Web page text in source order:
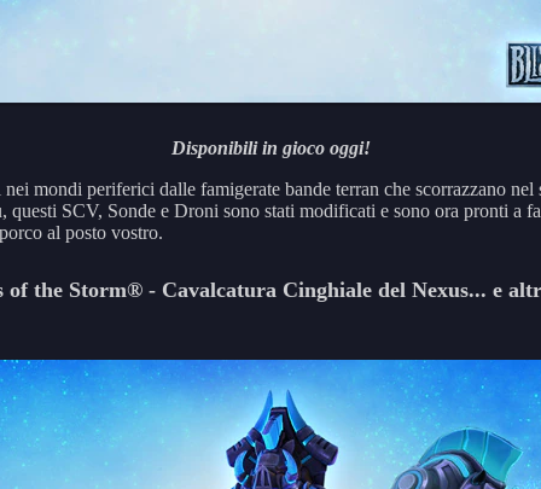
Disponibili in gioco oggi!
nei mondi periferici dalle famigerate bande terran che scorrazzano nel
questi SCV, Sonde e Droni sono stati modificati e sono ora pronti a
al posto vostro.
of the Storm® - Cavalcatura Cinghiale del Nexus... e